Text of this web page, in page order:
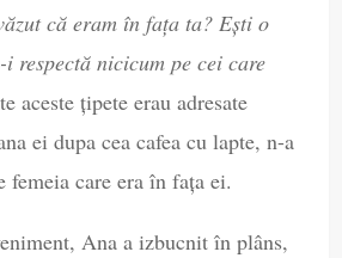
că eram în fața ta? Ești o
respectă nicicum pe cei care
aceste țipete erau adresate
ei dupa cea cafea cu lapte, n-a
femeia care era în fața ei.
Ana a izbucnit în plâns,